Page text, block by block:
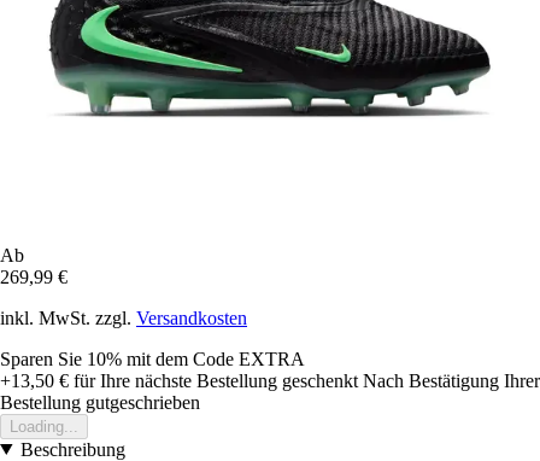
Ab
269,99 €
inkl. MwSt. zzgl. Versandkosten
Sparen Sie 10% mit dem Code EXTRA
+13,50 € für Ihre nächste Bestellung geschenkt Nach Bestätigung Ihrer
Bestellung gutgeschrieben
Loading...
Beschreibung